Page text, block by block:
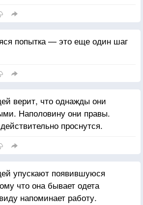
попытка — это еще один шаг
верит, что однажды они
Наполовину они правы.
проснутся.
упускают появившуюся
что она бывает одета
напоминает работу.